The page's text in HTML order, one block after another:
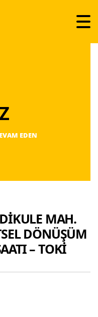
EDEN
MAH.
DÖNÜŞÜM
– TOKİ